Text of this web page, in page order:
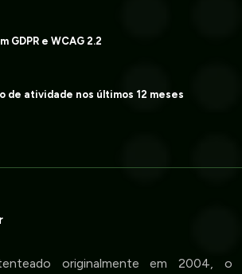
GDPR e WCAG 2.2
de atividade nos últimos 12 meses
originalmente em 2004, o